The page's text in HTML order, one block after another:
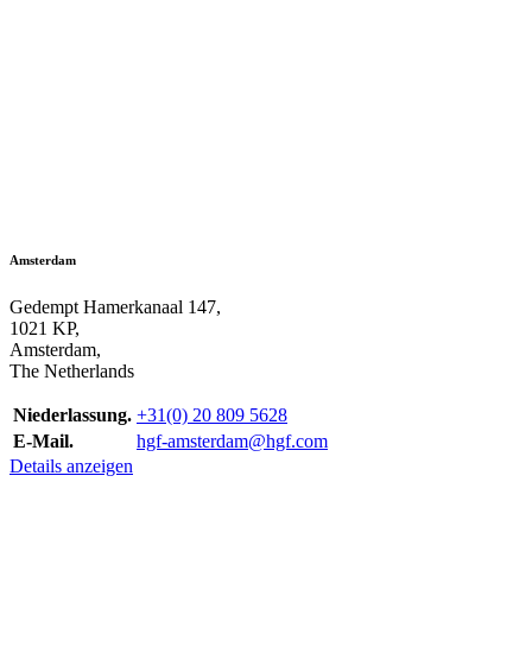
Amsterdam
Gedempt Hamerkanaal 147,
1021 KP,
Amsterdam,
The Netherlands
Niederlassung. +31(0) 20 809 5628
E-Mail.
hgf-amsterdam@hgf.com
Details anzeigen